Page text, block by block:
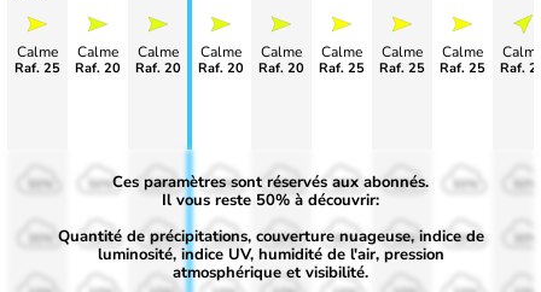
Calme
Raf. 25
Calme
Raf. 20
Calme
Raf. 20
Calme
Raf. 20
Calme
Raf. 20
Calme
Raf. 25
Calme
Raf. 25
Calme
Raf. 25 Raf.
50%
30%
50%
30%
50%
30%
50%
30%
50%
30%
50%
30%
50%
30%
Ces paramètres sont réservés aux abonnés.
Il vous reste 50% à découvrir:
Quantité de précipitations, couverture nuageuse, indice de
luminosité, indice UV, humidité de l'air, pression
atmosphérique et visibilité.